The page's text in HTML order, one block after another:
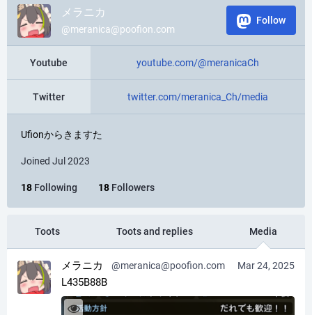
メラニカ
@meranica@poofion.com
Follow
Youtube youtube.com/@meranicaCh
Twitter twitter.com/meranica_Ch/media
Ufionからきますた
Joined Jul 2023
18 Following 18 Followers
Toots Toots and replies Media
Mar 24, 2025
メラニカ @meranica@poofion.com
L435B88B